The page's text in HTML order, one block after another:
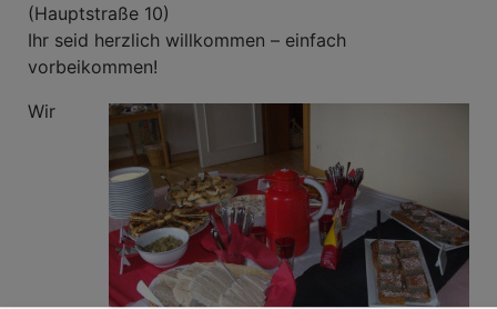
(Hauptstraße 10)
Ihr seid herzlich willkommen – einfach
vorbeikommen!
Wir